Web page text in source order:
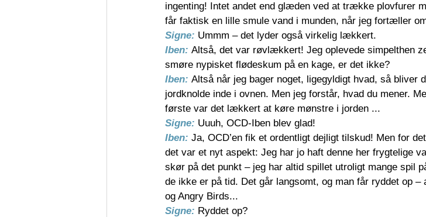
ingenting! Intet andet end glæden ved at trække plovfurer
får faktisk en lille smule vand i munden, når jeg fortæller
Signe: Ummm – det lyder også virkelig lækkert.
Iben: Altså, det var røvlækkert! Jeg oplevede simpelthen
smøre nypisket flødeskum på en kage, er det ikke?
Iben: Altså når jeg bager noget, ligegyldigt hvad, så bliver
jordknolde inde i ovnen. Men jeg forstår, hvad du mener.
første var det lækkert at køre mønstre i jorden ...
Signe: Uuuh, OCD-Iben blev glad!
Iben: Ja, OCD’en fik et ordentligt dejligt tilskud! Men for
det var et nyt aspekt: Jeg har jo haft denne her frygtelige
skør på det punkt – jeg har altid spillet utroligt mange spil
de ikke er på tid. Det går langsomt, og man får ryddet op
og Angry Birds...
Signe: Ryddet op?